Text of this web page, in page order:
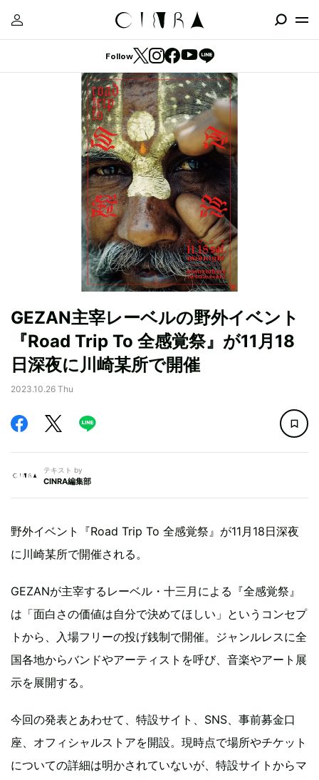
Follow
GEZAN主宰レーベルの野外イベント
『Road Trip To 全感覚祭』が11月18
日深夜に川崎某所で開催
2023.10.26 Thu
テキスト by
CINRA編集部
野外イベント『Road Trip To 全感覚祭』が11月18日深夜
に川崎某所で開催される。
GEZANが主宰するレーベル・十三月による『全感覚祭』
は「面白さの価値は自分で決めてほしい」というコンセプ
トから、入場フリーの投げ銭制で開催。ジャンルレスに全
国各地からバンドやアーティストを呼び、音楽やアート展
示を展開する。
今回の発表とあわせて、特設サイト、SNS、事前募金口
座、オフィシャルストアを開設。現時点で場所やチケット
についての詳細は明かされていないが、特設サイトからマ